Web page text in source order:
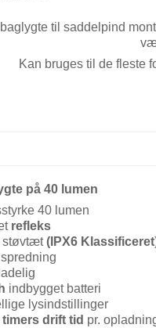
til saddelpind
Kan bruges til de fleste
på 40 lumen
40 lumen
refleks
støvtæt(IPX6 Klassificeret
indbygget batteri
lysindstillinger
timers drift tid pr.